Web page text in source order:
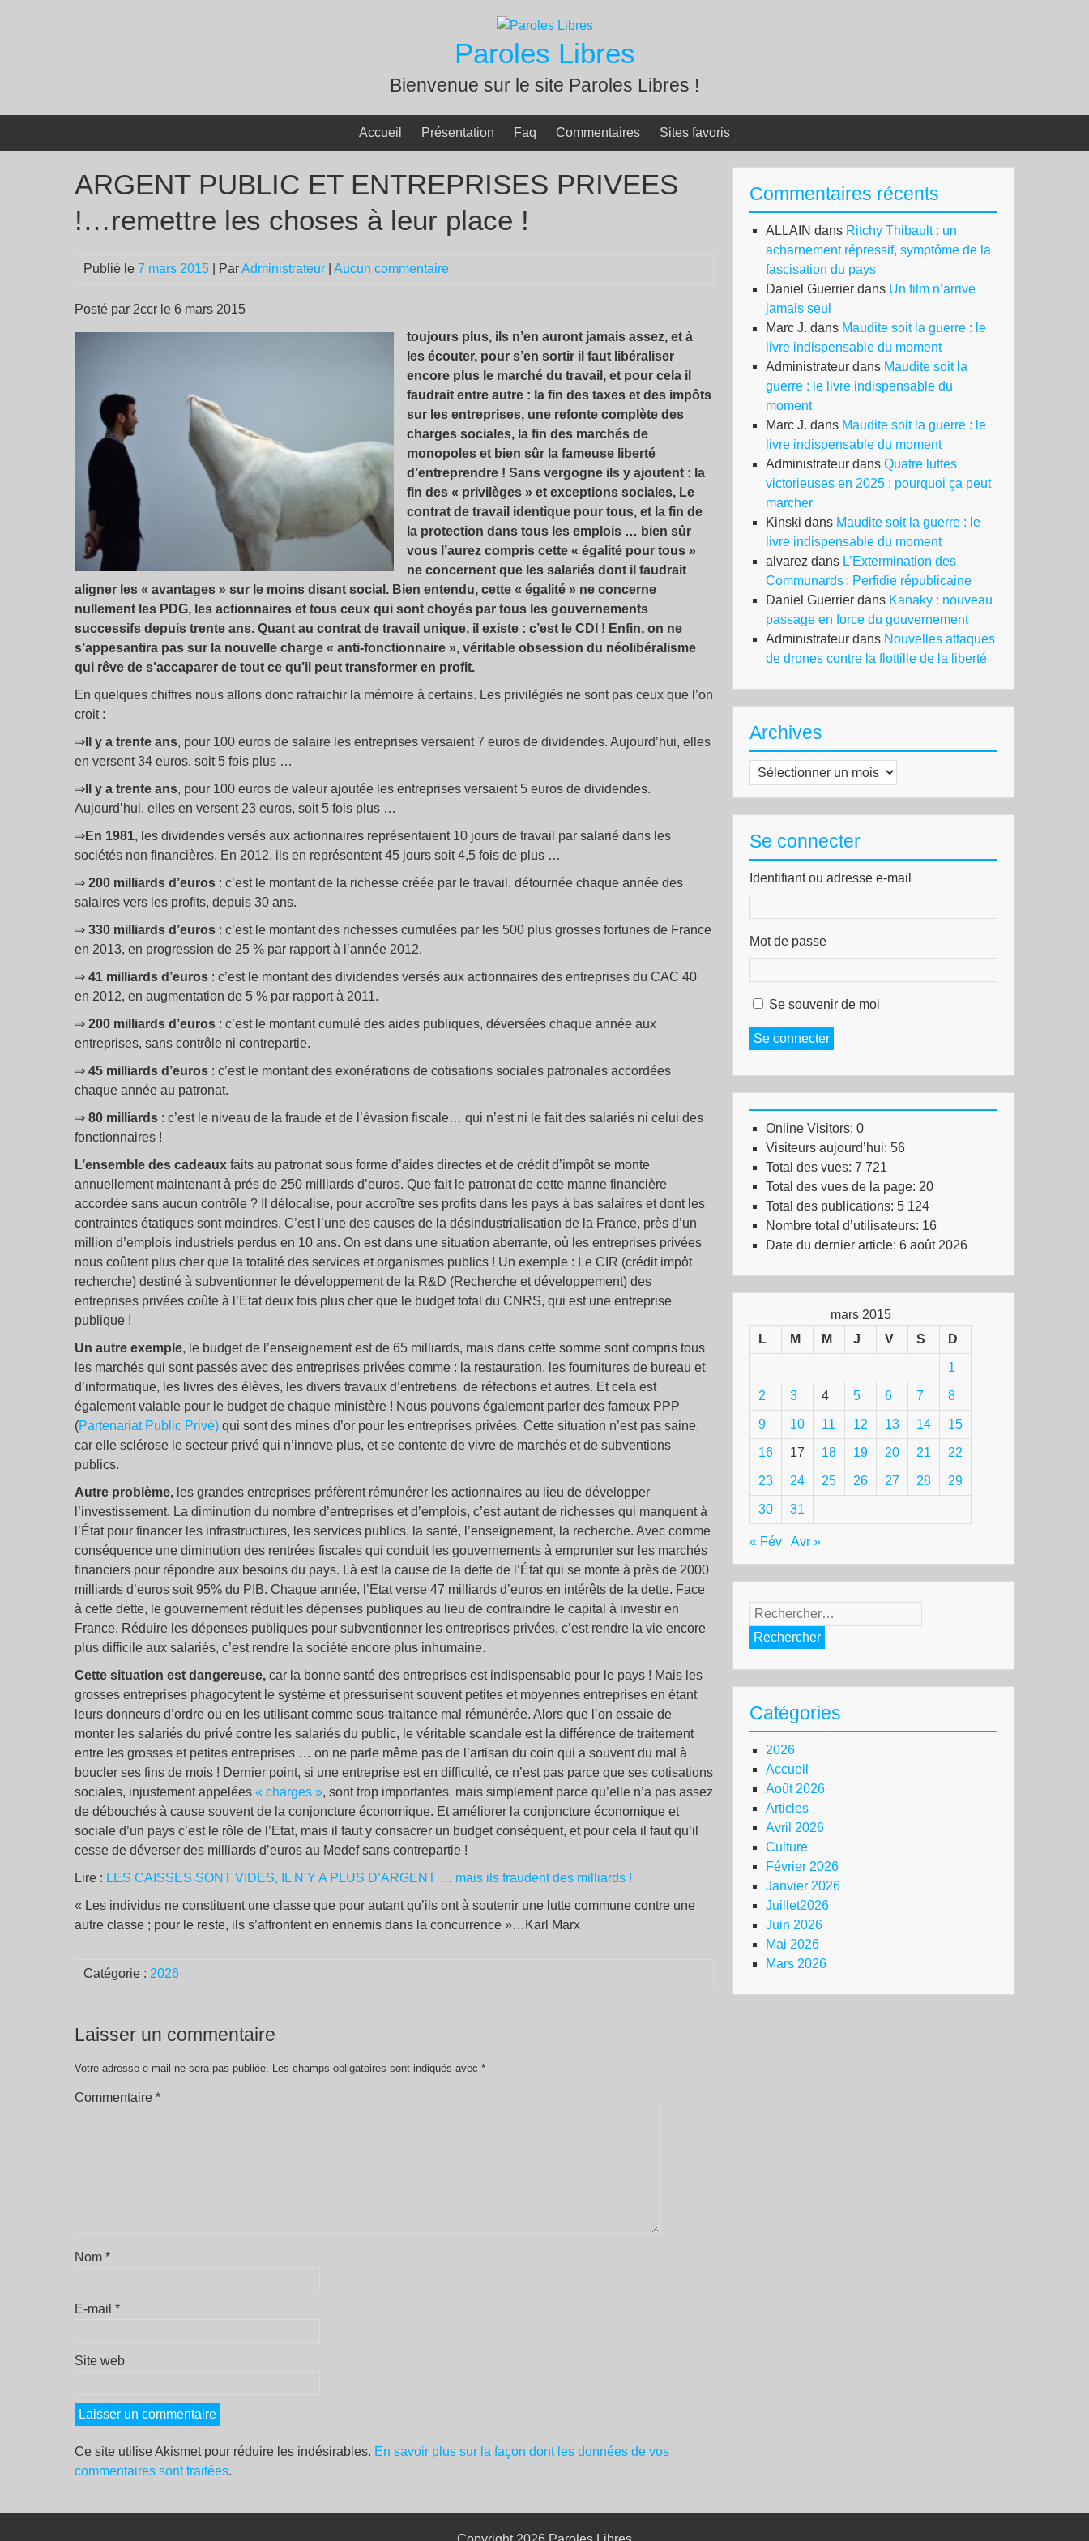
Paroles Libres
Bienvenue sur le site Paroles Libres !
Accueil Présentation Faq Commentaires Sites favoris
ARGENT PUBLIC ET ENTREPRISES PRIVEES
!…remettre les choses à leur place !
Publié le 7 mars 2015 | ParAdministrateur Aucun commentaire
Posté par 2ccr le 6 mars 2015
toujours plus, ils n’en auront jamais assez, et à
les écouter, pour s’en sortir il faut libéraliser
encore plus le marché du travail, et pour cela il
faudrait entre autre : la fin des taxes et des impôts
sur les entreprises, une refonte complète des
charges sociales, la fin des marchés de
monopoles et bien sûr la fameuse liberté
d’entreprendre ! Sans vergogne ils y ajoutent : la
fin des « privilèges » et exceptions sociales, Le
contrat de travail identique pour tous, et la fin de
la protection dans tous les emplois … bien sûr
vous l’aurez compris cette « égalité pour tous »
ne concernent que les salariés dont il faudrait
aligner les « avantages » sur le moins disant social. Bien entendu, cette « égalité » ne concerne
nullement les PDG, les actionnaires et tous ceux qui sont choyés par tous les gouvernements
successifs depuis trente ans. Quant au contrat de travail unique, il existe : c’est le CDI ! Enfin, on ne
s’appesantira pas sur la nouvelle charge « anti-fonctionnaire », véritable obsession du néolibéralisme
qui rêve de s’accaparer de tout ce qu’il peut transformer en profit.
En quelques chiffres nous allons donc rafraichir la mémoire à certains. Les privilégiés ne sont pas ceux que l’on
croit :
⇒ Il y a trente ans, pour 100 euros de salaire les entreprises versaient 7 euros de dividendes. Aujourd’hui, elles
en versent 34 euros, soit 5 fois plus …
⇒ Il y a trente ans, pour 100 euros de valeur ajoutée les entreprises versaient 5 euros de dividendes.
Aujourd’hui, elles en versent 23 euros, soit 5 fois plus …
⇒En 1981, les dividendes versés aux actionnaires représentaient 10 jours de travail par salarié dans les
sociétés non financières. En 2012, ils en représentent 45 jours soit 4,5 fois de plus …
⇒ 200 milliards d’euros : c’est le montant de la richesse créée par le travail, détournée chaque année des
salaires vers les profits, depuis 30 ans.
⇒ 330 milliards d’euros : c’est le montant des richesses cumulées par les 500 plus grosses fortunes de France
en 2013, en progression de 25 % par rapport à l’année 2012.
⇒ 41 milliards d’euros : c’est le montant des dividendes versés aux actionnaires des entreprises du CAC 40
en 2012, en augmentation de 5 % par rapport à 2011.
⇒ 200 milliards d’euros : c’est le montant cumulé des aides publiques, déversées chaque année aux
entreprises, sans contrôle ni contrepartie.
⇒ 45 milliards d’euros : c’est le montant des exonérations de cotisations sociales patronales accordées
chaque année au patronat.
⇒ 80 milliards : c’est le niveau de la fraude et de l’évasion fiscale… qui n’est ni le fait des salariés ni celui des
fonctionnaires !
L’ensemble des cadeaux faits au patronat sous forme d’aides directes et de crédit d’impôt se monte
annuellement maintenant à prés de 250 milliards d’euros. Que fait le patronat de cette manne financière
accordée sans aucun contrôle ? Il délocalise, pour accroître ses profits dans les pays à bas salaires et dont les
contraintes étatiques sont moindres. C’est l’une des causes de la désindustrialisation de la France, près d’un
million d’emplois industriels perdus en 10 ans. On est dans une situation aberrante, où les entreprises privées
nous coûtent plus cher que la totalité des services et organismes publics ! Un exemple : Le CIR (crédit impôt
recherche) destiné à subventionner le développement de la R&D (Recherche et développement) des
entreprises privées coûte à l’Etat deux fois plus cher que le budget total du CNRS, qui est une entreprise
publique !
Un autre exemple, le budget de l’enseignement est de 65 milliards, mais dans cette somme sont compris tous
les marchés qui sont passés avec des entreprises privées comme : la restauration, les fournitures de bureau et
d’informatique, les livres des élèves, les divers travaux d’entretiens, de réfections et autres. Et cela est
également valable pour le budget de chaque ministère ! Nous pouvons également parler des fameux PPP
(Partenariat Public Privé) qui sont des mines d’or pour les entreprises privées. Cette situation n’est pas saine,
car elle sclérose le secteur privé qui n’innove plus, et se contente de vivre de marchés et de subventions
publics.
Autre problème, les grandes entreprises préfèrent rémunérer les actionnaires au lieu de développer
l’investissement. La diminution du nombre d’entreprises et d’emplois, c’est autant de richesses qui manquent à
l’État pour financer les infrastructures, les services publics, la santé, l’enseignement, la recherche. Avec comme
conséquence une diminution des rentrées fiscales qui conduit les gouvernements à emprunter sur les marchés
financiers pour répondre aux besoins du pays. Là est la cause de la dette de l’État qui se monte à près de 2000
milliards d’euros soit 95% du PIB. Chaque année, l’État verse 47 milliards d’euros en intérêts de la dette. Face
à cette dette, le gouvernement réduit les dépenses publiques au lieu de contraindre le capital à investir en
France. Réduire les dépenses publiques pour subventionner les entreprises privées, c’est rendre la vie encore
plus difficile aux salariés, c’est rendre la société encore plus inhumaine.
Cette situation est dangereuse, car la bonne santé des entreprises est indispensable pour le pays ! Mais les
grosses entreprises phagocytent le système et pressurisent souvent petites et moyennes entreprises en étant
leurs donneurs d’ordre ou en les utilisant comme sous-traitance mal rémunérée. Alors que l’on essaie de
monter les salariés du privé contre les salariés du public, le véritable scandale est la différence de traitement
entre les grosses et petites entreprises … on ne parle même pas de l’artisan du coin qui a souvent du mal à
boucler ses fins de mois ! Dernier point, si une entreprise est en difficulté, ce n’est pas parce que ses cotisations
sociales, injustement appelées « charges », sont trop importantes, mais simplement parce qu’elle n’a pas assez
de débouchés à cause souvent de la conjoncture économique. Et améliorer la conjoncture économique et
sociale d’un pays c’est le rôle de l’Etat, mais il faut y consacrer un budget conséquent, et pour cela il faut qu’il
cesse de déverser des milliards d’euros au Medef sans contrepartie !
Lire : LES CAISSES SONT VIDES, IL N’Y A PLUS D’ARGENT … mais ils fraudent des milliards !
« Les individus ne constituent une classe que pour autant qu’ils ont à soutenir une lutte commune contre une
autre classe ; pour le reste, ils s’affrontent en ennemis dans la concurrence »…Karl Marx
Catégorie : 2026
Laisser un commentaire
Votre adresse e-mail ne sera pas publiée. Les champs obligatoires sont indiqués avec *
Commentaire *
Nom *
E-mail *
Site web
Ce site utilise Akismet pour réduire les indésirables. En savoir plus sur la façon dont les données de vos
commentaires sont traitées.
Commentaires récents
ALLAIN dans Ritchy Thibault : un
acharnement répressif, symptôme de la
fascisation du pays
Daniel Guerrier dans Un film n’arrive
jamais seul
Marc J. dans Maudite soit la guerre : le
livre indispensable du moment
Administrateur dans Maudite soit la
guerre : le livre indispensable du
moment
Marc J. dans Maudite soit la guerre : le
livre indispensable du moment
Administrateur dans Quatre luttes
victorieuses en 2025 : pourquoi ça peut
marcher
Kinski dans Maudite soit la guerre : le
livre indispensable du moment
alvarez dans L’Extermination des
Communards : Perfidie républicaine
Daniel Guerrier dans Kanaky : nouveau
passage en force du gouvernement
Administrateur dans Nouvelles attaques
de drones contre la flottille de la liberté
Archives
Archives
Se connecter
Identifiant ou adresse e-mail
Mot de passe
Se souvenir de moi
Se connecter
Online Visitors: 0
Visiteurs aujourd’hui: 56
Total des vues: 7 721
Total des vues de la page: 20
Total des publications: 5 124
Nombre total d’utilisateurs: 16
Date du dernier article: 6 août 2026
mars 2015
L
M M J V S D
1
2 3 4 5 6 7 8
9 10 11 12 13 14 15
16 17 18 19 20 21 22
23 24 25 26 27 28 29
30 31
« Fév Avr »
Rechercher :
Catégories
2026
Accueil
Août 2026
Articles
Avril 2026
Culture
Février 2026
Janvier 2026
Juillet2026
Juin 2026
Mai 2026
Mars 2026